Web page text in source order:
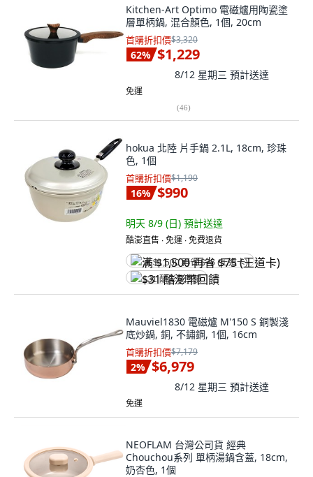
Kitchen-Art Optimo 電磁爐用陶瓷塗
層單柄鍋, 混合顏色, 1個, 20cm
首購折扣價$3,320
62% $1,229
8/12 星期三 預計送達
免運
(46)
hokua 北陸 片手鍋 2.1L, 18cm, 珍珠
色, 1個
首購折扣價$1,190
16% $990
明天 8/9 (日) 預計送達
酷澎直售 ∙ 免運 ∙ 免費退貨
满 $1,500 再省 $75 (王道卡)
$31 酷澎幣回饋
Mauviel1830 電磁爐 M'150 S 銅製淺
底炒鍋, 銅, 不鏽鋼, 1個, 16cm
首購折扣價$7,179
2% $6,979
8/12 星期三 預計送達
免運
NEOFLAM 台灣公司貨 經典
Chouchou系列 單柄湯鍋含蓋, 18cm,
奶杏色, 1個